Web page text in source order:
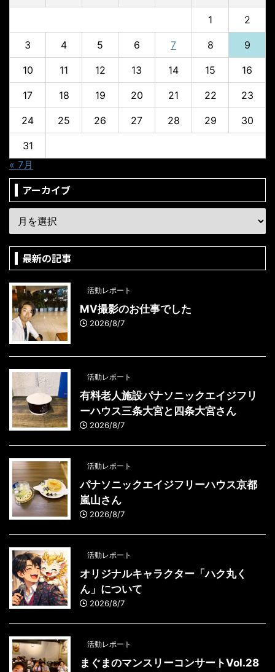
1 2
3 4 5 6 7 8 9
10 11 12 13 14 15 16
17 18 19 20 21 22 23
24 25 26 27 28 29 30
31
« 7月
アーカイブ
最新の記事
活動レポート
MV撮影のお仕事でした
2026/8/7
活動レポート
有料老人施設パナソニックエイジフリ
ーハウス三条大宮と四条大宮さん
2026/8/7
活動レポート
パナソニックエイジフリーハウス京都
嵐山さん
2026/8/7
活動レポート
オリジナルキャラクター「ハク丸く
ん」について
2026/8/7
活動レポート
まぐまのマンスリーコンサートVol.28